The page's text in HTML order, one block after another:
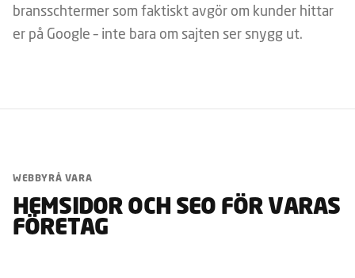
bransschtermer som faktiskt avgör om kunder hittar
er på Google – inte bara om sajten ser snygg ut.
WEBBYRÅ VARA
HEMSIDOR OCH SEO FÖR VARAS
FÖRETAG